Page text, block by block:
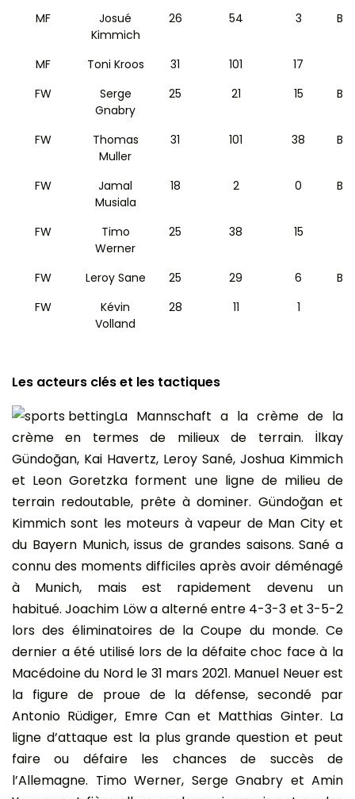
MF
Josué
Kimmich
26 54 3
MF Toni Kroos 31 101 17
FW
Serge
Gnabry
25 21 15
FW
Thomas
Muller
31 101 38
FW
Jamal
Musiala
18 2 0
FW
Timo
Werner
25 38 15
FW Leroy Sane 25 29 6
FW
Kévin
Volland
28 11 1
Les acteurs clés et les tactiques
La Mannschaft a la crème de la
crème en termes de milieux de terrain. İlkay
Gündoğan, Kai Havertz, Leroy Sané, Joshua Kimmich
et Leon Goretzka forment une ligne de milieu de
terrain redoutable, prête à dominer. Gündoğan et
Kimmich sont les moteurs à vapeur de Man City et
du Bayern Munich, issus de grandes saisons. Sané a
connu des moments difficiles après avoir déménagé
à Munich, mais est rapidement devenu un
habitué. Joachim Löw a alterné entre 4-3-3 et 3-5-2
lors des éliminatoires de la Coupe du monde. Ce
dernier a été utilisé lors de la défaite choc face à la
Macédoine du Nord le 31 mars 2021. Manuel Neuer est
la figure de proue de la défense, secondé par
Antonio Rüdiger, Emre Can et Matthias Ginter. La
ligne d’attaque est la plus grande question et peut
faire ou défaire les chances de succès de
l’Allemagne. Timo Werner, Serge Gnabry et Amin